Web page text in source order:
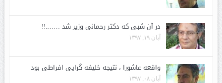
در آن شبی که دکتر رحمانی وزیر شد …….!!
آبان ۱۹, ۱۳۹۷
واقعه عاشورا ، نتیجه خلیفه گرایی افراطی بود
آبان ۰۸, ۱۳۹۷